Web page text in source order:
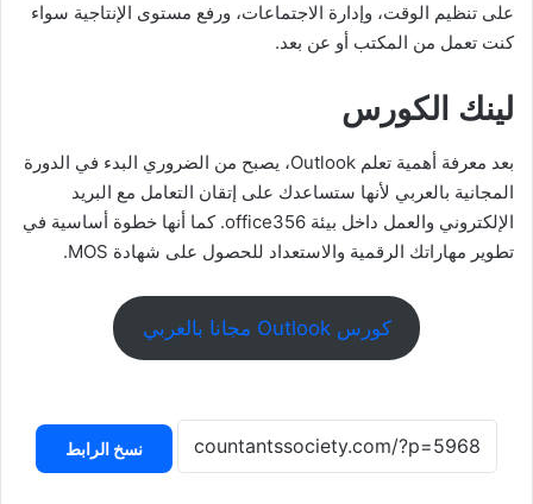
على تنظيم الوقت، وإدارة الاجتماعات، ورفع مستوى الإنتاجية سواء
كنت تعمل من المكتب أو عن بعد.
لينك الكورس
بعد معرفة أهمية تعلم Outlook، يصبح من الضروري البدء في الدورة
المجانية بالعربي لأنها ستساعدك على إتقان التعامل مع البريد
الإلكتروني والعمل داخل بيئة office356. كما أنها خطوة أساسية في
تطوير مهاراتك الرقمية والاستعداد للحصول على شهادة MOS.
كورس Outlook مجانا بالعربي
نسخ الرابط